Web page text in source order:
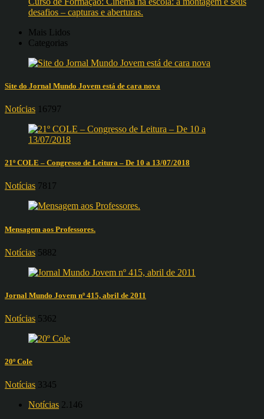
desafios – capturas e aberturas.
Mais Lidos
Categorias
Site do Jornal Mundo Jovem está de cara nova
Notícias 16797
21º COLE – Congresso de Leitura – De 10 a 13/07/2018
Notícias 7817
Mensagem aos Professores.
Notícias 5882
Jornal Mundo Jovem nº 415, abril de 2011
Notícias 5362
20º Cole
Notícias 3345
Notícias 2.146